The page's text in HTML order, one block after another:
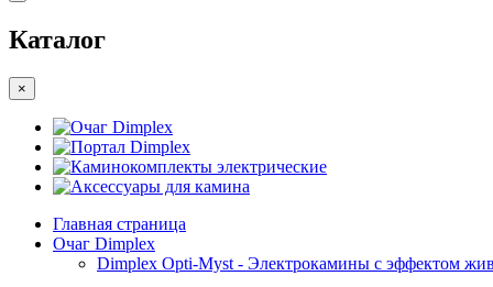
Каталог
×
Очаг Dimplex
Портал Dimplex
Каминокомплекты электрические
Аксессуары для камина
Главная страница
Очаг Dimplex
Dimplex Opti-Myst - Электрокамины с эффектом